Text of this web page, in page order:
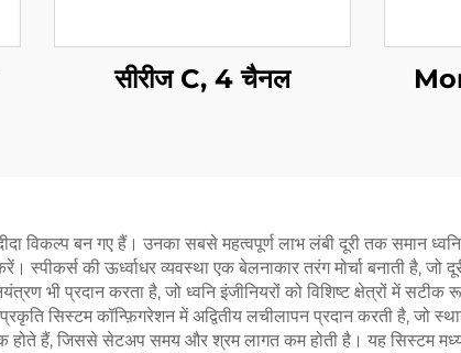
सीरीज C, 4 चैनल
विकल्प बन गए हैं। उनका सबसे महत्वपूर्ण लाभ लंबी दूरी तक समान
स्पीकर्स की ऊर्ध्वाधर व्यवस्था एक बेलनाकार तरंग मोर्चा बनाती है, जो
भी प्रदान करता है, जो ध्वनि इंजीनियरों को विशिष्ट क्षेत्रों में
सिस्टम कॉन्फ़िगरेशन में अद्वितीय लचीलापन प्रदान करती है, जो
हैं, जिससे सेटअप समय और श्रम लागत कम होती है। यह सिस्टम